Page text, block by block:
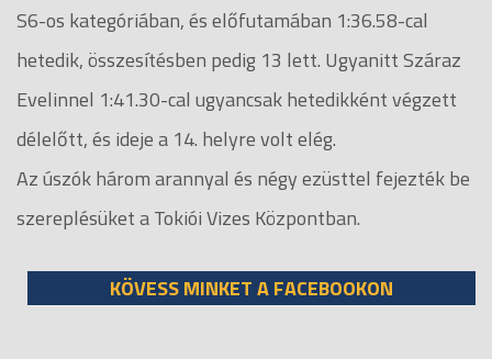
S6-os kategóriában, és előfutamában 1:36.58-cal
hetedik, összesítésben pedig 13 lett. Ugyanitt Száraz
Evelinnel 1:41.30-cal ugyancsak hetedikként végzett
délelőtt, és ideje a 14. helyre volt elég.
Az úszók három arannyal és négy ezüsttel fejezték be
szereplésüket a Tokiói Vizes Központban.
KÖVESS MINKET A FACEBOOKON